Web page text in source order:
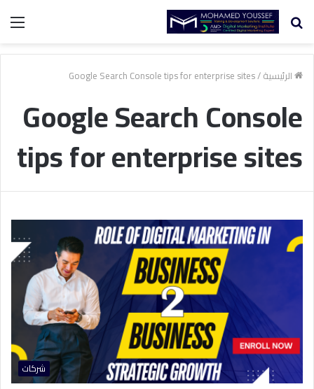
بحث
الرئيسية/
Google Search Console tips for enterprise sites
Google Search Console
tips for enterprise sites
شركات